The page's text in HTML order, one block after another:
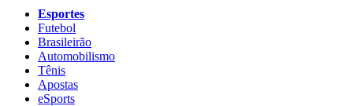
Esportes
Futebol
Brasileirão
Automobilismo
Tênis
Apostas
eSports